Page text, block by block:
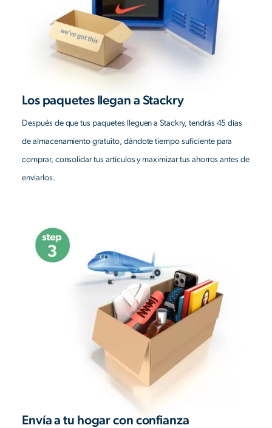
Los paquetes llegan a Stackry
Después de que tus paquetes lleguen a Stackry, tendrás 45 días
de almacenamiento gratuito, dándote tiempo suficiente para
comprar, consolidar tus artículos y maximizar tus ahorros antes de
enviarlos.
Envía a tu hogar con confianza